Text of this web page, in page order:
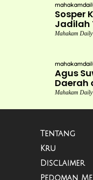
Sosper
Jadilah
Mahakam
Agus
Daerah
Mahakam
Tentang
Kru
Disclaimer
Pedoman